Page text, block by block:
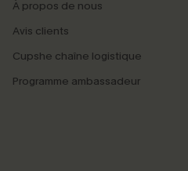
À propos de nous
Avis clients
Cupshe chaîne logistique
Programme ambassadeur